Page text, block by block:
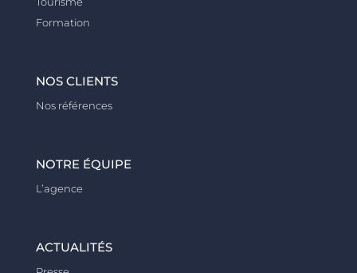
Formation
NOS CLIENTS
Nos références
NOTRE ÉQUIPE
L’agence
ACTUALITÉS